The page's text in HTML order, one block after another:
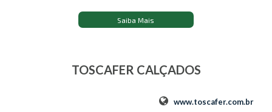
Saiba Mais
TOSCAFER CALÇADOS
www.toscafer.com.br